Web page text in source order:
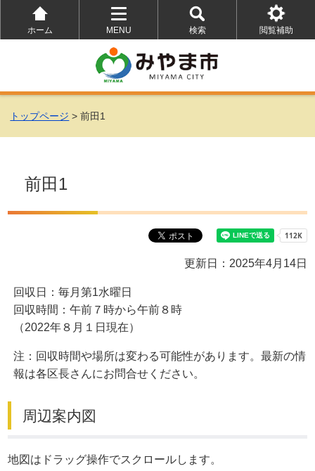
ホーム
MENU
を
開
く
検索
を
開
く
閲覧補助
を
トップページ > 前田1
前田1
更新日：2025年4月14日
回収日：毎月第1水曜日
回収時間：午前７時から午前８時
（2022年８月１日現在）
注：回収時間や場所は変わる可能性があります。最新の情
報は各区長さんにお問合せください。
周辺案内図
地図はドラッグ操作でスクロールします。